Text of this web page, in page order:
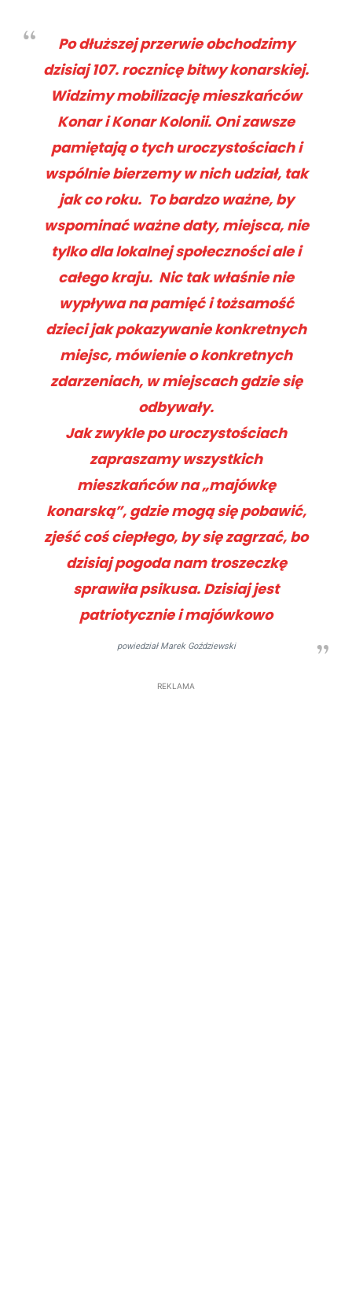
Po dłuższej przerwie obchodzimy
dzisiaj 107. rocznicę bitwy konarskiej.
Widzimy mobilizację mieszkańców
Konar i Konar Kolonii. Oni zawsze
pamiętają o tych uroczystościach i
wspólnie bierzemy w nich udział, tak
jak co roku. To bardzo ważne, by
wspominać ważne daty, miejsca, nie
tylko dla lokalnej społeczności ale i
całego kraju. Nic tak właśnie nie
wypływa na pamięć i tożsamość
dzieci jak pokazywanie konkretnych
miejsc, mówienie o konkretnych
zdarzeniach, w miejscach gdzie się
odbywały.
Jak zwykle po uroczystościach
zapraszamy wszystkich
mieszkańców na „majówkę
konarską”, gdzie mogą się pobawić,
zjeść coś ciepłego, by się zagrzać, bo
dzisiaj pogoda nam troszeczkę
sprawiła psikusa. Dzisiaj jest
patriotycznie i majówkowo
powiedział Marek Goździewski
REKLAMA